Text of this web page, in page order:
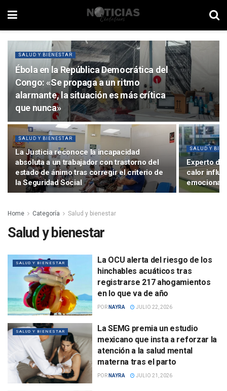
SALUD Y BIENESTAR
Ébola en la República Democrática del
Congo: «Se propaga a un ritmo
alarmante, la situación es más crítica
que nunca»
SALUD Y BIENESTAR
La Justicia reconoce la incapacidad
absoluta a un trabajador con trastorno del
estado de ánimo tras corregir el criterio de
la Seguridad Social
SALUD Y
Experto de
calor
emocional
Home Categoría Salud y bienestar
Salud y bienestar
SALUD Y BIENESTAR
La OCU alerta del riesgo de los
hinchables acuáticos tras
registrarse 217 ahogamientos
en lo que va de año
POR NAYRA JULIO 22, 2026
SALUD Y BIENESTAR
La SEMG premia un estudio
mexicano que insta a reforzar la
atención a la salud mental
materna tras el parto
POR NAYRA JULIO 21, 2026